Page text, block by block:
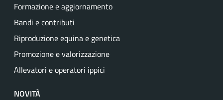
Formazione e aggiornamento
Bandi e contributi
Riproduzione equina e genetica
Promozione e valorizzazione
Allevatori e operatori ippici
NOVITÀ